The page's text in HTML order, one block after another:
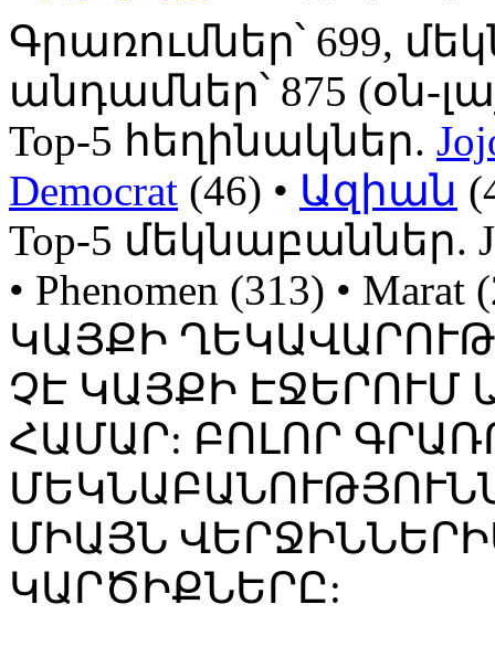
Գրառումներ՝ 699,
անդամներ՝ 875 (օն-
Top-5 հեղինակներ.
Democrat (46) • Ազիան
Top-5 մեկնաբաններ.
• Phenomen (313) •
ԿԱՅՔԻ
ՉԷ ԿԱՅՔԻ
ՀԱՄԱՐ: ԲՈԼՈՐ
ՄԻԱՅՆ
ԿԱՐԾԻՔՆԵՐԸ: